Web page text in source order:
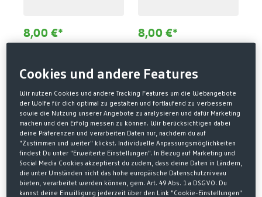
8,00 €* 8,00 €*
NEU
Cookies und andere Features
Wir nutzen Cookies und andere Tracking Features um die Webangebote
der Wölfe für dich optimal zu gestalten und fortlaufend zu verbessern
sowie die Nutzung unserer Angebote zu analysieren und dafür Marketing
machen und den Erfolg messen zu können. Wir berücksichtigen dabei
deine Präferenzen und verarbeiten Daten nur, nachdem du auf
"Zustimmen und weiter" klickst. Individuelle Anpassungsmöglichkeiten
findest Du unter "Erweiterte Einstellungen". In Bezug auf Marketing und
Social Media Cookies akzeptierst du zudem, dass deine Daten in Ländern,
die unter Umständen nicht das hohe europäische Datenschutzniveau
bieten, verarbeitet werden können, gem. Art. 49 Abs. 1 a DSGVO. Du
kannst deine Einwilligung jederzeit über den Link "Cookie-Einstellungen"